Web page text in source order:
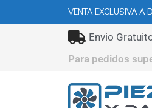
VENTA EXCLUSIVA A
Envio
Para pedidos